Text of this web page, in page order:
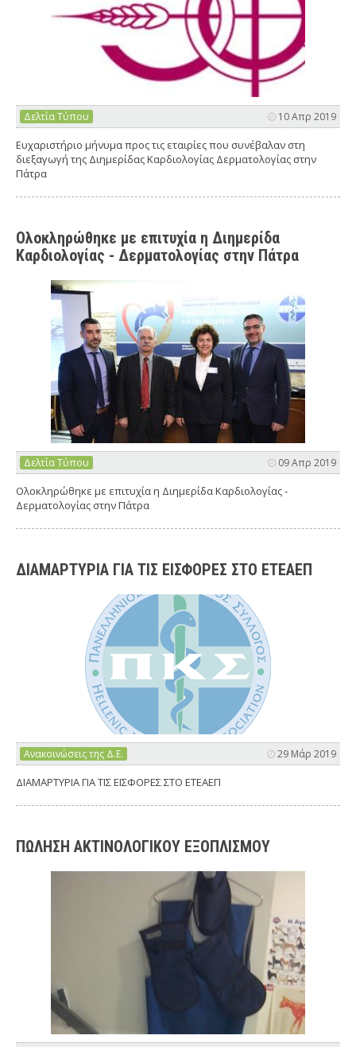
Δελτία Τύπου 10 Απρ 2019
Ευχαριστήριο μήνυμα προς τις εταιρίες που συνέβαλαν στη
διεξαγωγή της Διημερίδας Καρδιολογίας Δερματολογίας στην
Πάτρα
Ολοκληρώθηκε με επιτυχία η Διημερίδα
Καρδιολογίας - Δερματολογίας στην Πάτρα
Δελτία Τύπου 09 Απρ 2019
Ολοκληρώθηκε με επιτυχία η Διημερίδα Καρδιολογίας -
Δερματολογίας στην Πάτρα
ΔΙΑΜΑΡΤΥΡΙΑ ΓΙΑ ΤΙΣ ΕΙΣΦΟΡΕΣ ΣΤΟ ΕΤΕΑΕΠ
Ανακοινώσεις της Δ.Ε. 29 Μάρ 2019
ΔΙΑΜΑΡΤΥΡΙΑ ΓΙΑ ΤΙΣ ΕΙΣΦΟΡΕΣ ΣΤΟ ΕΤΕΑΕΠ
ΠΩΛΗΣΗ ΑΚΤΙΝΟΛΟΓΙΚΟΥ ΕΞΟΠΛΙΣΜΟΥ